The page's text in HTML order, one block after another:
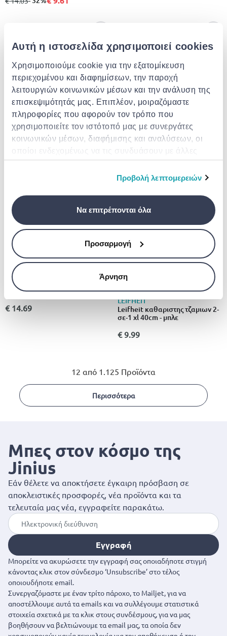
Αυτή η ιστοσελίδα χρησιμοποιεί cookies
Χρησιμοποιούμε cookie για την εξατομίκευση
περιεχομένου και διαφημίσεων, την παροχή
λειτουργιών κοινωνικών μέσων και την ανάλυση της
επισκεψιμότητάς μας. Επιπλέον, μοιραζόμαστε
πληροφορίες που αφορούν τον τρόπο που
χρησιμοποιείτε τον ιστότοπό μας με συνεργάτες
κοινωνικών μέσων, διαφήμισης και αναλύσεων, οι
οποίοι ενδεχομένως να τις συνδυάσουν με άλλες
πληροφορίες που τους έχετε παραχωρήσει ή τις
οποίες έχουν συλλέξει σε σχέση με την από μέρους
Προβολή λεπτομερειών
Να επιτρέπονται όλα
Προσαρμογή
Άρνηση
THE PINK STUFF
The pink stuff καθαριστικο για
λεκεδες στα ρουχα 500ml
THE PINK STUFF
The pink stuff kαθαριστικο τζελ
τουαλετας 750ml
VILEDA
Vileda παρκετεζα με πανετα
€ 14.69
LEIFHEIT
Leifheit καθαριστης τζαμιων 2-
σε-1 xl 40cm - μπλε
€ 9.99
12 από 1.125 Προϊόντα
Περισσότερα
Μπες στον κόσμο της
Jinius
Εάν θέλετε να αποκτήσετε έγκαιρη πρόσβαση σε
αποκλειστικές προσφορές, νέα προϊόντα και τα
τελευταία μας νέα, εγγραφείτε παρακάτω.
Εγγραφή
Μπορείτε να ακυρώσετε την εγγραφή σας οποιαδήποτε στιγμή
κάνοντας κλικ στον σύνδεσμο ‘Unsubscribe’ στο τέλος
οποιουδήποτε email.
Συνεργαζόμαστε με έναν τρίτο πάροχο, το Mailjet, για να
αποστέλλουμε αυτά τα emails και να συλλέγουμε στατιστικά
στοιχεία σχετικά με τα κλικ στους συνδέσμους, για να μας
βοηθήσουν να βελτιώνουμε τα email μας, τα οποία δεν